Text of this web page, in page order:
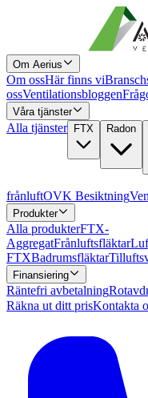
Om Aerius
Om ossHär finns vi
ossVentilationsbloggen
Våra tjänster
Alla tjänster FTX Radon
frånluftOVK Besiktning
Produkter
Alla produkterFTX-
AggregatFrånluftsfläktar
FTXBadrumsfläktar
Finansiering
Räntefri avbetalning
Räkna ut ditt prisKontakta